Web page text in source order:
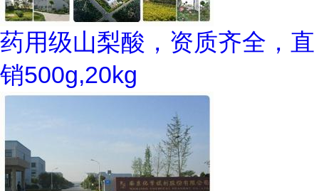
药用级山梨酸，资质齐全，直
销500g,20kg